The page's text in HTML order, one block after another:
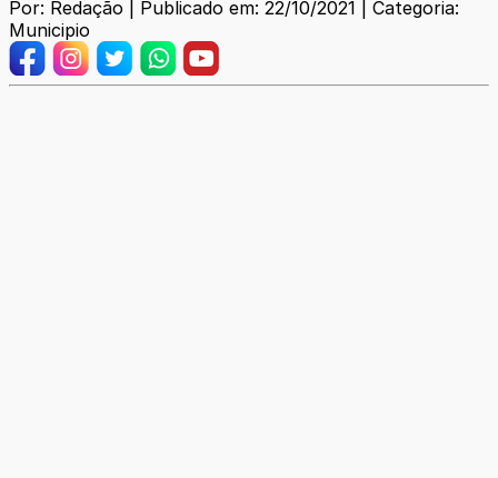
Por: Redação | Publicado em: 22/10/2021 | Categoria:
Municipio